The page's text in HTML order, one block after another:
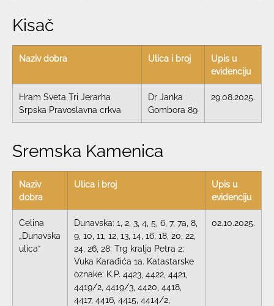
Kisač
Naziv dobra Ulica i broj
Upis u
evidenciju
Hram Sveta Tri Jerarha
Srpska Pravoslavna crkva
Dr Janka
Gombora 89
29.08.2025.
Sremska Kamenica
Naziv
dobra
Ulica i broj
Upis u
evidenciju
Celina
„Dunavska
ulica“
Dunavska: 1, 2, 3, 4, 5, 6, 7, 7a, 8,
9, 10, 11, 12, 13, 14, 16, 18, 20, 22,
24, 26, 28; Trg kralja Petra 2;
Vuka Karađića 1a. Katastarske
oznake: K.P. 4423, 4422, 4421,
4419/2, 4419/3, 4420, 4418,
4417, 4416, 4415, 4414/2,
02.10.2025.